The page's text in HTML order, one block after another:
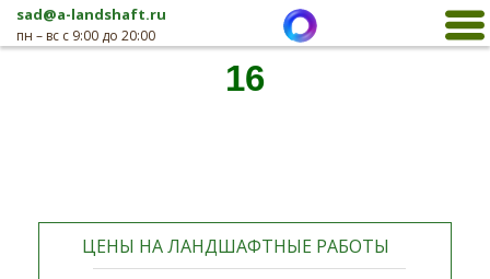
sad@a-landshaft.ru
пн – вс с 9:00 до 20:00
ЦЕНЫ НА ЛАНДШАФТНЫЕ РАБОТЫ
16